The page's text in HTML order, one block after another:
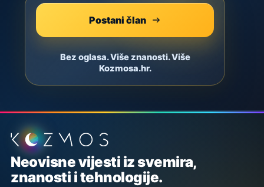
Postani član
Bez oglasa. Više znanosti. Više
Kozmosa.hr.
Podnožje stranice
Neovisne vijesti iz svemira,
znanosti i tehnologije.